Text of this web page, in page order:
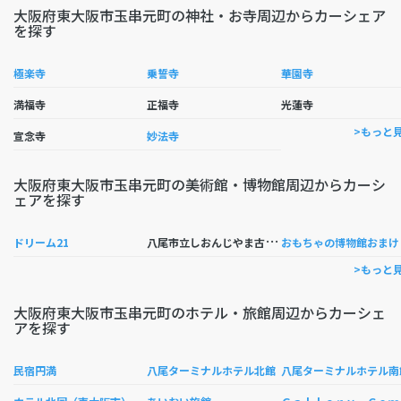
大阪府東大阪市玉串元町の神社・お寺周辺からカーシェア
を探す
極楽寺 乗誓寺 華園寺
満福寺 正福寺 光蓮寺
宣念寺 妙法寺 >もっと
大阪府東大阪市玉串元町の美術館・博物館周辺からカーシ
ェアを探す
ドリーム21 八
尾市立しおんじやま古墳学習館
>もっと
大阪府東大阪市玉串元町のホテル・旅館周辺からカーシェ
アを探す
民宿円満 八尾ターミナルホテル北館 八尾ターミナルホテル